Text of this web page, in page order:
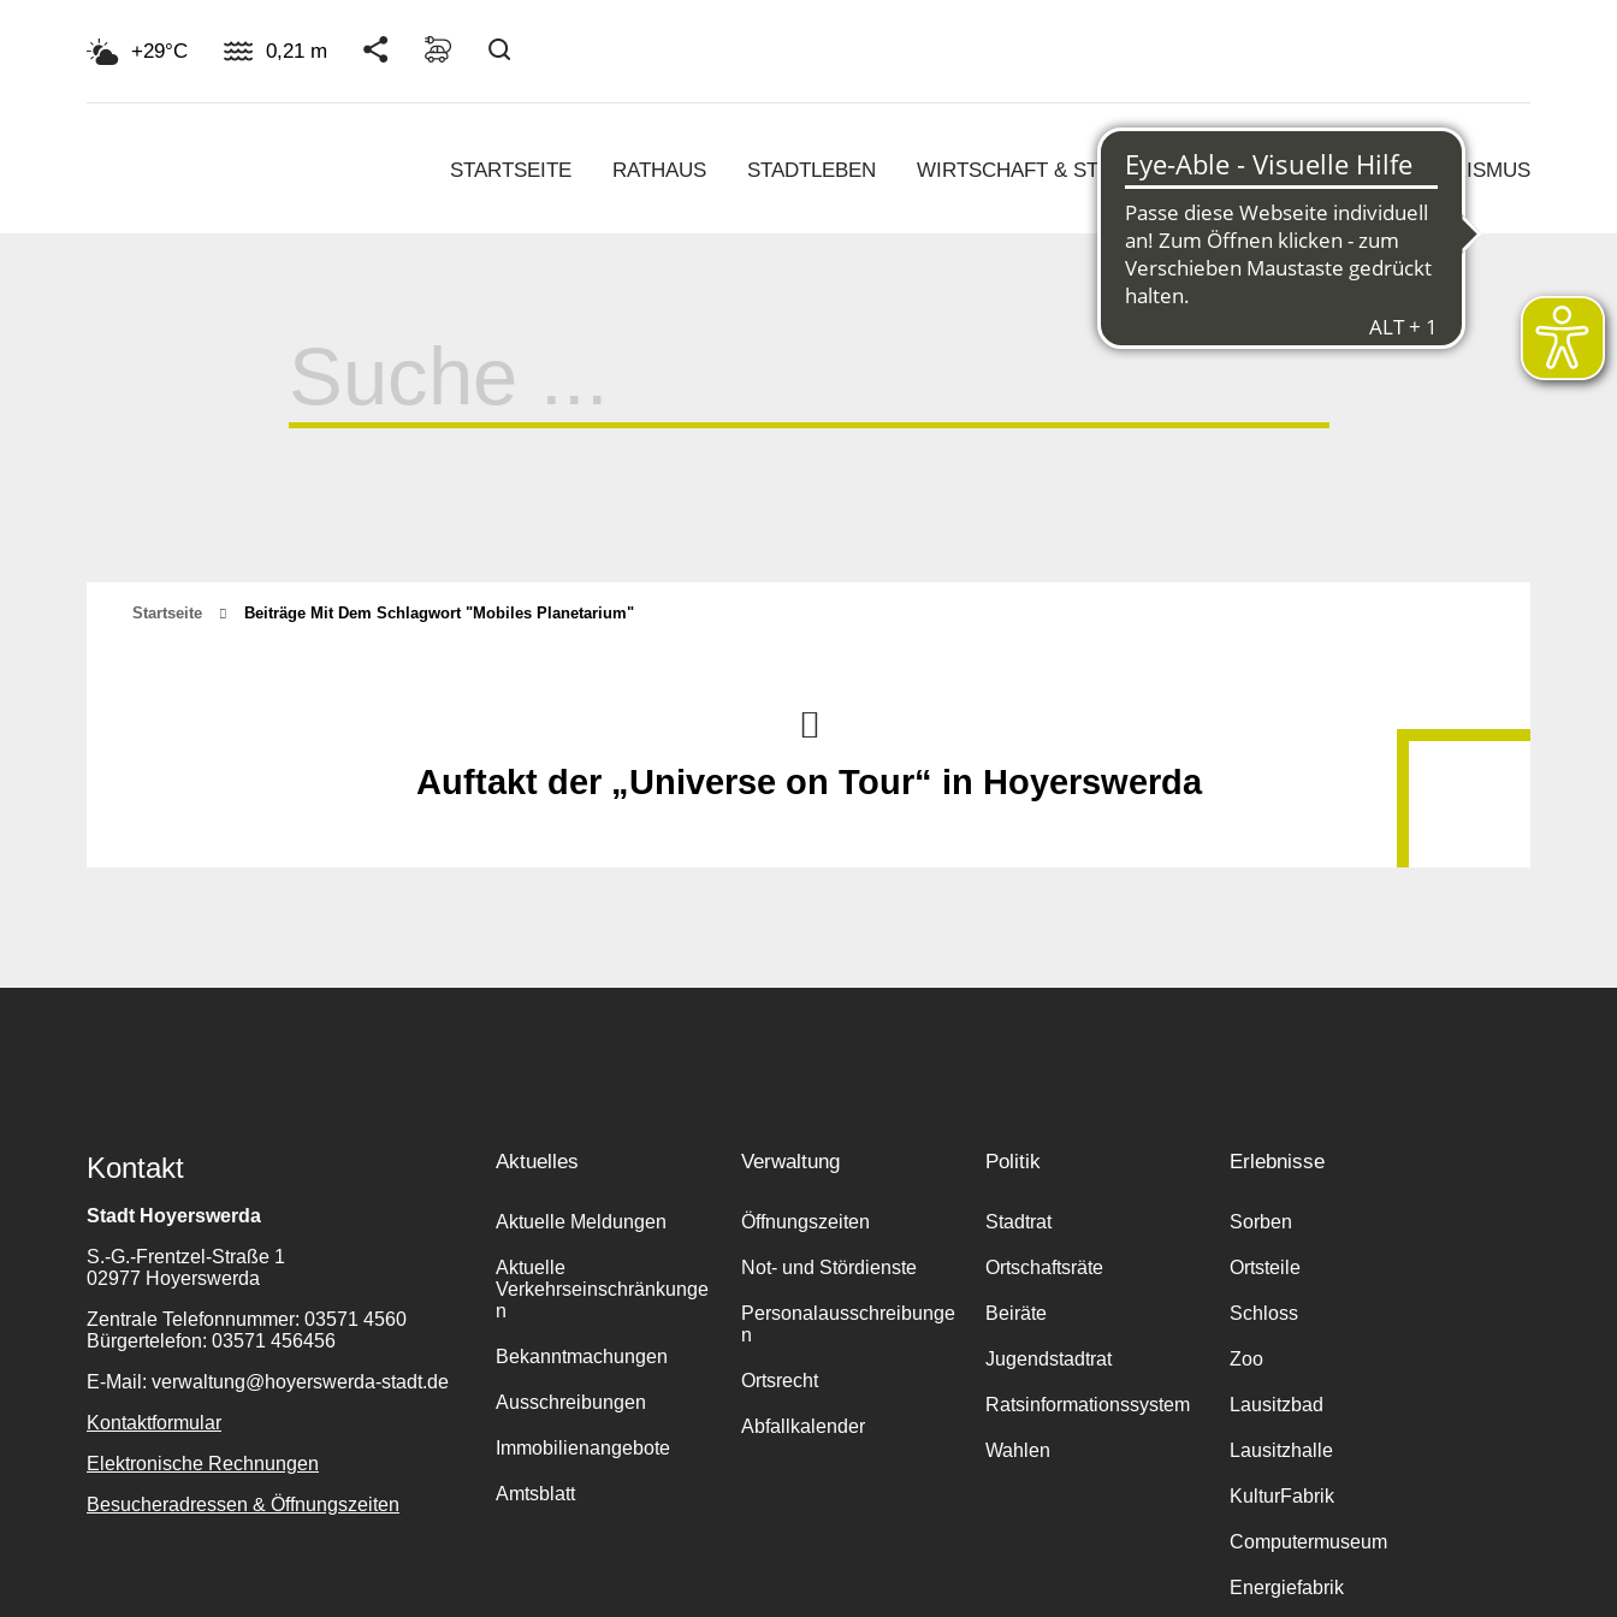
+29°C 0,21 m
STARTSEITE RATHAUS STADTLEBEN WIRTSCHAFT & STRUKTURWANDEL KULTUR & TOURISMUS
für:
Startseite Beiträge Mit Dem Schlagwort "mobiles Planetarium"
Auftakt der „Universe on Tour“ in Hoyerswerda
Kontakt
Stadt Hoyerswerda
S.-G.-Frentzel-Straße 1
02977 Hoyerswerda
Zentrale Telefonnummer: 03571 4560
Bürgertelefon: 03571 456456
E-Mail: verwaltung@hoyerswerda-stadt.de
Kontaktformular
Elektronische Rechnungen
Besucheradressen & Öffnungszeiten
Aktuelles
Aktuelle Meldungen
Aktuelle
Verkehrseinschränkunge
n
Bekanntmachungen
Ausschreibungen
Immobilienangebote
Amtsblatt
Verwaltung
Öffnungszeiten
Not- und Stördienste
Personalausschreibunge
n
Ortsrecht
Abfallkalender
Politik
Stadtrat
Ortschaftsräte
Beiräte
Jugendstadtrat
Ratsinformationssystem
Wahlen
Erlebnisse
Sorben
Ortsteile
Schloss
Zoo
Lausitzbad
Lausitzhalle
KulturFabrik
Computermuseum
Energiefabrik